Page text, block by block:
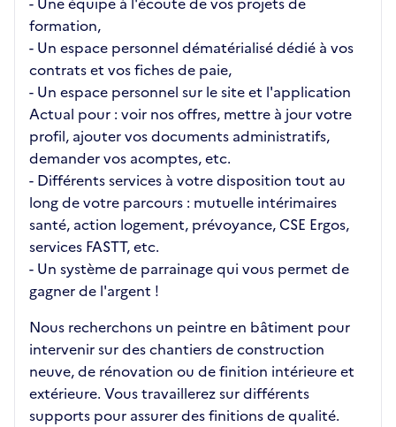
formation,
- Un espace personnel dématérialisé dédié à vos
contrats et vos fiches de paie,
- Un espace personnel sur le site et l'application
Actual pour : voir nos offres, mettre à jour votre
profil, ajouter vos documents administratifs,
demander vos acomptes, etc.
- Différents services à votre disposition tout au
long de votre parcours : mutuelle intérimaires
santé, action logement, prévoyance, CSE Ergos,
services FASTT, etc.
- Un système de parrainage qui vous permet de
gagner de l'argent !
Nous recherchons un peintre en bâtiment pour
intervenir sur des chantiers de construction
neuve, de rénovation ou de finition intérieure et
extérieure. Vous travaillerez sur différents
supports pour assurer des finitions de qualité.